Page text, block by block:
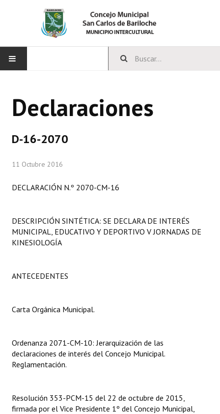
CONCEJO
Comisiones Especiales
Programas
Constitución Nacional
Carta Orgánica 2007
Digesto
DOCUMENTOS
Declaraciones
D-16-2070
11 Octubre 2016
DECLARACIÓN N.º 2070-CM-16
DESCRIPCIÓN SINTÉTICA: SE DECLARA DE INTERÉS
MUNICIPAL, EDUCATIVO Y DEPORTIVO V JORNADAS DE
KINESIOLOGÍA
ANTECEDENTES
Carta Orgánica Municipal.
Ordenanza 2071-CM-10: Jerarquización de las
declaraciones de interés del Concejo Municipal.
Reglamentación.
Resolución 353-PCM-15 del 22 de octubre de 2015,
firmada por el Vice Presidente 1º del Concejo Municipal,